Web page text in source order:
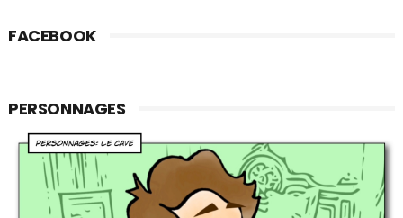
FACEBOOK
PERSONNAGES